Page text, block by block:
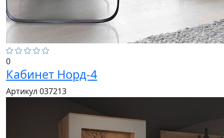
0
Кабинет Норд-4
Артикул 037213